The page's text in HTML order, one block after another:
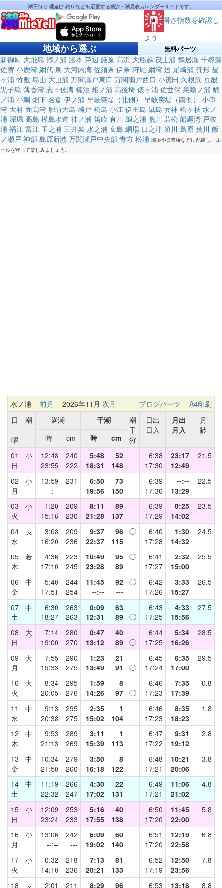
潮干狩り 磯遊び 釣りなどを応援する潮汐・潮見表カレンダーサイトです。
暑さ指数を確認し
よう
地域から選ぶ 無料パーツ
新御厨 大飛島 郷ノ浦 勝本 芦辺 厳原 高浜 大船越 茂土浦 鴨居瀬 千尋藻
佐賀 小鹿湾 網代 泉 大河内湾 佐須奈 伊奈 狩尾 綱湾 廻 尾崎浦 箕形 昼
ヶ浦 竹敷 島山 大山浦 万関瀬戸東口 万関瀬戸西口 小茂田 久根浜 豆酘
黒子島 薄香湾 志々伎湾 楠泊 相ノ浦 高後埼 俵ヶ浦 佐世保 巣喰ノ浦 鯛
ノ浦 小鯛 畑下 名倉 伊ノ浦 早岐突堤（北側） 早岐突堤（南側）
小串
湾 大村 面高湾 肥前大島 崎戸 松島 小江 伊王島 鼠島 女神 松ヶ枝 水ノ
浦 深堀 高島 樺島水道 神ノ浦 笛吹 有川 鯛之浦 荒川 若松 船廻湾 戸岐
浦 福江 富江 玉之浦 三井楽 水之浦 女島 網場 口之津 須川 島原 荒川 飯
ノ瀬戸 神部 島原新港 万関瀬戸中央部 青方 松浦 環境や漁業権などに配慮し、ル
ールを守って楽しみましょう。
水ノ浦 前月 2026年11月 次月 ブログパーツ
A4印刷
日
曜
潮 満潮 干潮
潮
干
狩
日出
日入
月出
月入
月
齢
時
cm 時
cm
01
日
小
12:48
23:55
240
222
5:48
18:31
52
148
6:38
17:30
23:17
12:49
21.5
02
月
小
13:59
--:--
231
---
6:50
19:56
73
150
6:39
17:30
--:--
13:29
22.5
03
火
小
1:20
15:16
209
230
8:11
21:28
89
137
6:39
17:29
0:25
14:02
23.5
04
水
長
3:08
16:20
209
236
9:37
22:37
96
115
◯
6:40
17:28
1:30
14:32
24.5
05
木
若
4:36
17:10
223
245
10:49
23:28
95
89
◯
6:41
17:27
2:32
15:00
25.5
06
金
中
5:40
17:51
244
254
11:45
--:--
92
---
◯
6:42
17:26
3:33
15:27
26.5
07
土
中
6:30
18:27
263
263
0:09
12:31
63
89 ◯
6:43
17:25
4:33
15:56
27.5
08
日
大
7:14
19:00
280
270
0:47
13:12
40
89 ◯
6:44
17:25
5:34
16:26
28.5
09
月
大
7:55
19:33
290
275
1:23
13:49
21
91
◯
6:45
17:24
6:35
17:00
29.5
10
火
大
8:34
20:05
295
276
1:59
14:26
8
97 ◯
6:46
17:23
7:35
17:39
0.8
11
水
中
9:13
20:38
295
275
2:35
15:02
1
104
6:46
17:23
8:35
18:23
1.8
12
木
中
9:53
21:13
289
269
3:11
15:39
1
113
6:47
17:22
9:31
19:12
2.8
13
金
中
10:34
21:50
279
260
3:50
16:18
8
122
6:48
17:21
10:21
20:06
3.8
14
土
中
11:19
22:32
266
247
4:30
17:02
22
131
6:49
17:21
11:06
21:02
4.8
15
日
小
12:09
23:24
253
233
5:16
17:55
40
138
6:50
17:20
11:45
22:00
5.8
16
月
小
13:06
--:--
242
---
6:09
19:02
60
140
6:51
17:20
12:19
22:58
6.8
17
火
小
0:32
14:10
218
236
7:13
20:21
81
133
6:52
17:19
12:50
23:56
7.8
18 長 2:01 211 8:29 96 6:53 13:18 8.8